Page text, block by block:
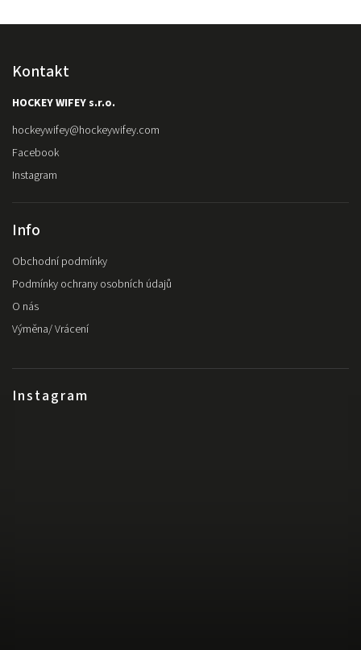
Kontakt
HOCKEY WIFEY s.r.o.
hockeywifey@hockeywifey.com
Facebook
Instagram
Instagram
Info
Obchodní podmínky
Podmínky ochrany osobních údajů
O nás
Výměna/ Vrácení